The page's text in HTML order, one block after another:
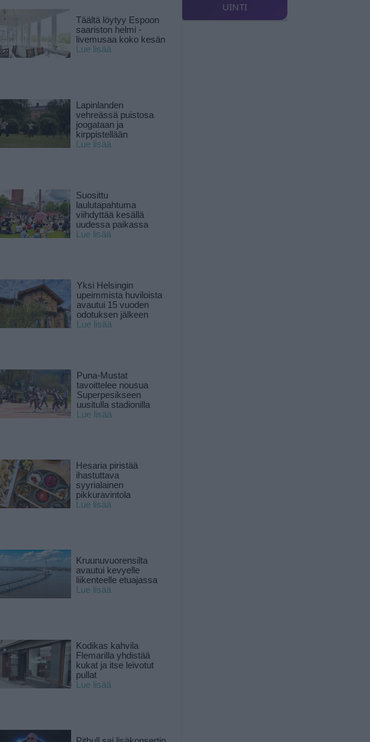
Täältä löytyy Espoon
saariston helmi -
livemusaa koko kesän
Lue lisää
Lapinlanden
vehreässä puistosa
joogataan ja
kirppistellään
Lue lisää
Suosittu
laulutapahtuma
viihdyttää kesällä
uudessa paikassa
Lue lisää
Yksi Helsingin
upeimmista huviloista
avautui 15 vuoden
odotuksen jälkeen
Lue lisää
Puna-Mustat
tavoittelee nousua
Superpesikseen
uusitulla stadionilla
Lue lisää
Hesaria piristää
ihastuttava
syyrialainen
pikkuravintola
Lue lisää
Kruunuvuorensilta
avautui kevyelle
liikenteelle etuajassa
Lue lisää
Kodikas kahvila
Flemarilla yhdistää
kukat ja itse leivotut
pullat
Lue lisää
UINTI